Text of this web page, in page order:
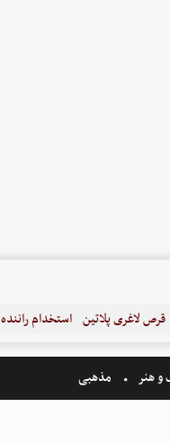
قرص لاغری پلاتین استخدام راننده
و هنر مذهبی